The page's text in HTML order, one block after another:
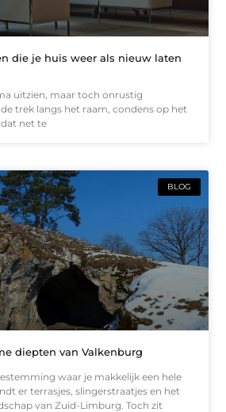
die je huis weer als nieuw laten
uitzien, maar toch onrustig
trek langs het raam, condens op het
net te
BLOG
diepten van Valkenburg
waar je makkelijk een hele
er terrasjes, slingerstraatjes en het
van Zuid-Limburg. Toch zit